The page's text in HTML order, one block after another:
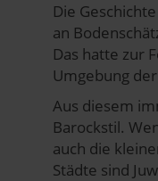
Die
an
Das hatte zur
Umgebung
Aus diesem
Barockstil.
auch die
Städte sind